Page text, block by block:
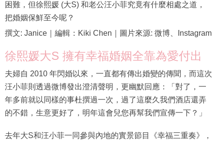
困難，但徐熙媛 (大S) 和老公汪小菲究竟有什麼相處之道，
把婚姻保鮮至今呢？
撰文: Janice｜編輯：Kiki Chen｜圖片來源: 微博、Instagram
徐熙媛大S 擁有幸福婚姻全靠為愛付出
夫婦自 2010 年閃婚以來，一直都有傳出婚變的傳聞，而這次
汪小菲則透過微博發出澄清聲明，更幽默回應：「對了，一
年多前就以同樣的事杜撰過一次，過了這麼久我們酒店還弄
的不錯，生意更好了，明年這會兒您再幫我們宣傳一下？」
去年大S和汪小菲一同參與內地的實景節目《幸福三重奏》，